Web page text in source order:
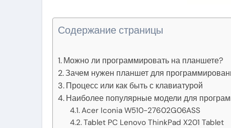
Содержание страницы
Можно ли программировать на планшете?
Зачем нужен планшет для
Процесс или как быть с клавиатурой
Наиболее популярные модели для
Acer Iconia W510-27602G06ASS
Tablet PC Lenovo ThinkPad X201 Tablet